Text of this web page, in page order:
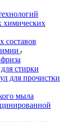
химических
составов
стирки
для прочистки
мыла